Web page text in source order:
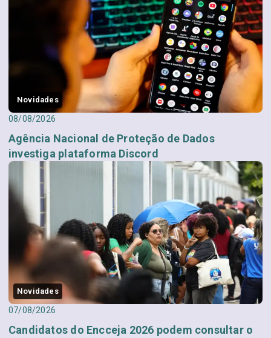
Novidades
08/08/2026
Agência Nacional de Proteção de Dados
investiga plataforma Discord
Novidades
07/08/2026
Candidatos do Encceja 2026 podem consultar o